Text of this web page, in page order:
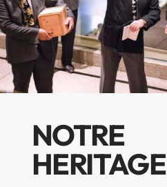
NOTRE
HERITAGE